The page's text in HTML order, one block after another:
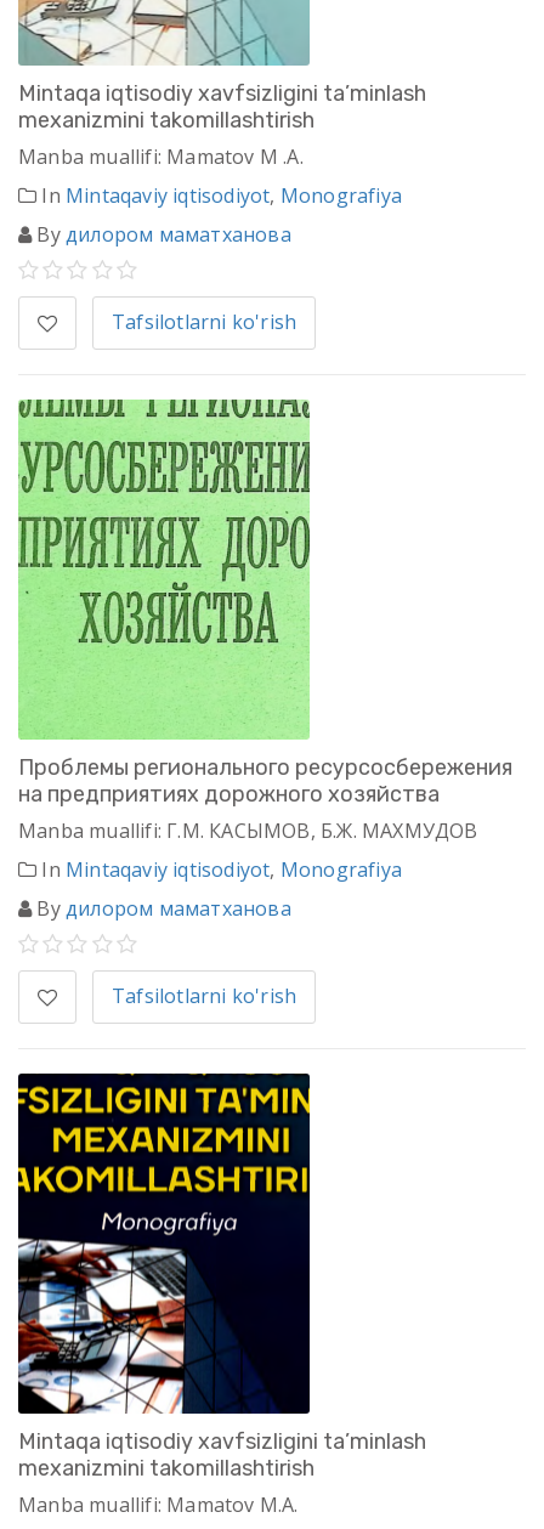
Mintaqa iqtisodiy xavfsizligini ta’minlash
mexanizmini takomillashtirish
Manba muallifi: Mamatov М .А.
In Mintaqaviy iqtisodiyot, Monografiya
Byдилором маматханова
Tafsilotlarni ko'rish
Проблемы регионального ресурсосбережения
на предприятиях дорожного хозяйства
Manba muallifi: Г.М. КАСЫМОВ, Б.Ж. МАХМУДОВ
In Mintaqaviy iqtisodiyot, Monografiya
Byдилором маматханова
Tafsilotlarni ko'rish
Mintaqa iqtisodiy xavfsizligini ta’minlash
mexanizmini takomillashtirish
Manba muallifi: Mamatov М.А.